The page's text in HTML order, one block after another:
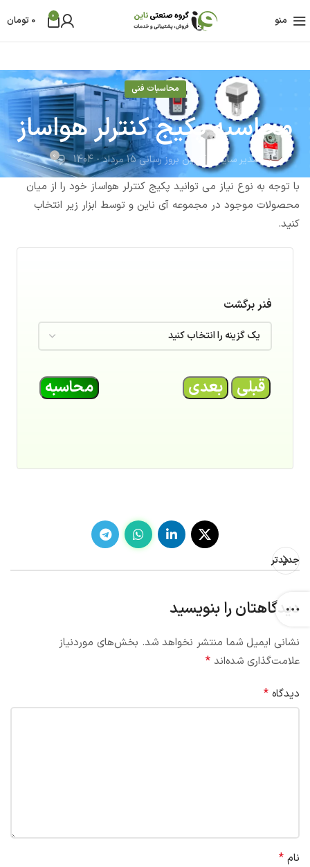
منو 0
0 تومان
محاسبات فنی
محاسبه پکیج کنترلر هواساز
مدیر سایت آخرین بروز رسانی 15 مرداد - 1404 0
با توجه به نوع نیاز می توانید پکیج کنترلر هواساز خود را از میان
محصولات موجود در مجموعه آی ناین و توسط ابزار زیر انتخاب
کنید.
فنر برگشت
قبلی بعدی محاسبه
جدیدتر
دیدگاهتان را بنویسید
نشانی ایمیل شما منتشر نخواهد شد. بخش‌های موردنیاز
علامت‌گذاری شده‌اند *
دیدگاه *
نام *